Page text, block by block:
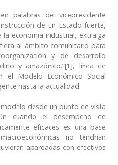
palabras del vicepresidente
de un Estado fuerte,
la economía industrial, extraiga
al ámbito comunitario para
y de desarrollo
y amazónico.”[1], línea de
el Modelo Económico Social
hasta la actualidad.
desde un punto de vista
cuando el desempeño de
eficaces es una base
no tendrían
apareadas con efectivos